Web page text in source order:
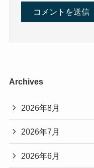
Archives
2026年8月
2026年7月
2026年6月